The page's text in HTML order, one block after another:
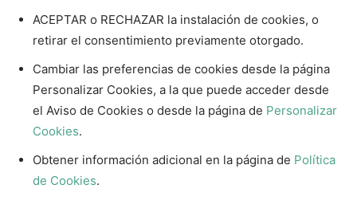
ACEPTAR o RECHAZAR la instalación de cookies, o
retirar el consentimiento previamente otorgado.
Cambiar las preferencias de cookies desde la página
Personalizar Cookies, a la que puede acceder desde
el Aviso de Cookies o desde la página de Personalizar
Cookies.
Obtener información adicional en la página de Política
de Cookies.